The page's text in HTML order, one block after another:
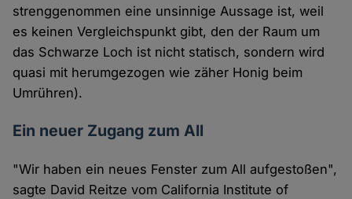
strenggenommen eine unsinnige Aussage ist, weil
es keinen Vergleichspunkt gibt, den der Raum um
das Schwarze Loch ist nicht statisch, sondern wird
quasi mit herumgezogen wie zäher Honig beim
Umrühren).
Ein neuer Zugang zum All
"Wir haben ein neues Fenster zum All aufgestoßen",
sagte David Reitze vom California Institute of